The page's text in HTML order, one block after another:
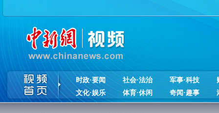
时政·要闻 社会·法治 军事·科技
文化·娱乐
体育·休闲 奇闻·趣事